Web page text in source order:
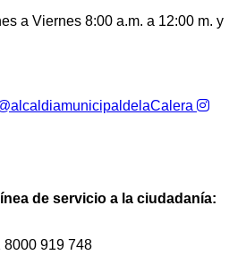
a Viernes 8:00 a.m. a 12:00 m. y
de servicio a la ciudadanía:
8000 919 748